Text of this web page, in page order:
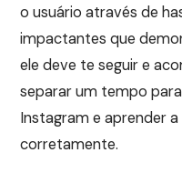
o usuário através de
impactantes que
ele deve te seguir e
separar um tempo
Instagram e aprender
corretamente.